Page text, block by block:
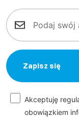
Zapisz się
Akceptuję
obowiązkiem